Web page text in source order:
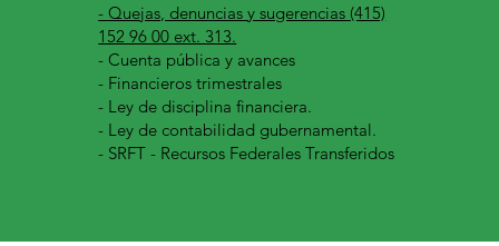
- Quejas, denuncias y sugerencias (415)
152 96 00 ext. 313.
-Cuenta pública y avances
- Financieros trimestrales
- Ley de disciplina financiera.
- Ley de contabilidad gubernamental.
- SRFT - Recursos Federales Transferidos